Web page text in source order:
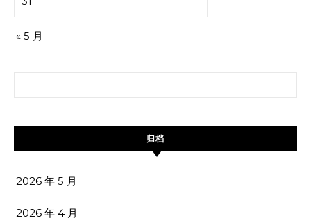
« 5 月
归档
2026 年 5 月
2026 年 4 月